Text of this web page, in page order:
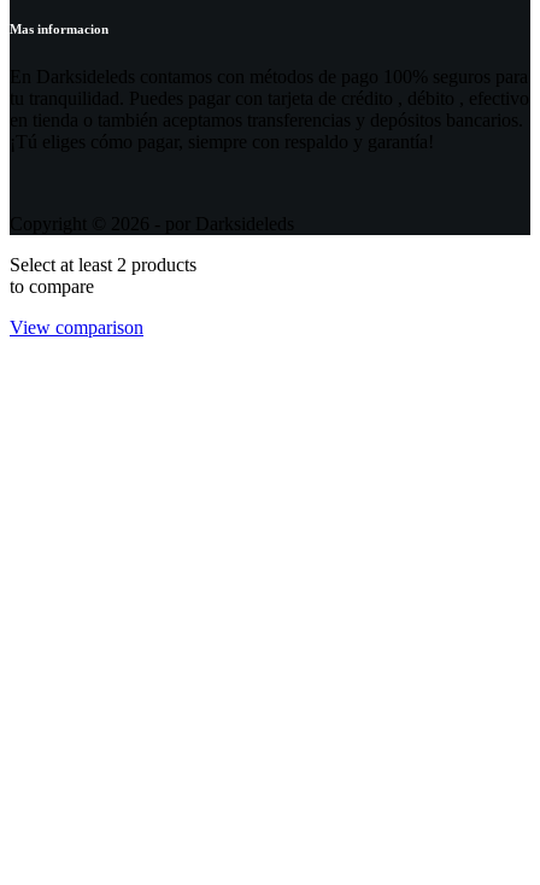
Mas informacion
En Darksideleds contamos con métodos de pago 100% seguros para
tu tranquilidad. Puedes pagar con tarjeta de crédito , débito , efectivo
en tienda o también aceptamos transferencias y depósitos bancarios.
¡Tú eliges cómo pagar, siempre con respaldo y garantía!
Copyright © 2026 - por Darksideleds
Select at least 2 products
to compare
View comparison